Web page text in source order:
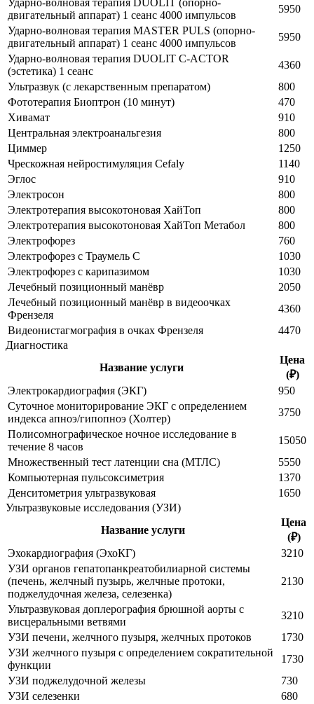
Ударно-волновая терапия DUOLIT (опорно-
двигательный аппарат) 1 сеанс 4000 импульсов
5950
Ударно-волновая терапия MASTER PULS (опорно-
двигательный аппарат) 1 сеанс 4000 импульсов
5950
Ударно-волновая терапия DUOLIT С-ACTOR
(эстетика) 1 сеанс
4360
Ультразвук (с лекарственным препаратом)
800
Фототерапия Биоптрон (10 минут)
470
Хивамат
910
Центральная электроанальгезия
800
Циммер
1250
Чрескожная нейростимуляция Cefaly
1140
Эглос
910
Электросон
800
Электротерапия высокотоновая ХайТоп
800
Электротерапия высокотоновая ХайТоп Метабол
800
Электрофорез
760
Электрофорез с Траумель С
1030
Электрофорез с карипазимом
1030
Лечебный позиционный манёвр
2050
Лечебный позиционный манёвр в видеоочках
Френзеля
4360
Видеонистагмография в очках Френзеля
4470
Диагностика
Название услуги
Цена
(₽)
Электрокардиография (ЭКГ)
950
Суточное мониторирование ЭКГ с определением
индекса апноэ/гипопноэ (Холтер)
3750
Полисомнографическое ночное исследование в
течение 8 часов
15050
Множественный тест латенции сна (МТЛС)
5550
Компьютерная пульсоксиметрия
1370
Денситометрия ультразвуковая
1650
Ультразвуковые исследования (УЗИ)
Название услуги
Цена
(₽)
Эхокардиография (ЭхоКГ)
3210
УЗИ органов гепатопанкреатобилиарной системы
(печень, желчный пузырь, желчные протоки,
поджелудочная железа, селезенка)
2130
Ультразвуковая доплерография брюшной аорты с
висцеральными ветвями
3210
УЗИ печени, желчного пузыря, желчных протоков
1730
УЗИ желчного пузыря с определением сократительной
функции
1730
УЗИ поджелудочной железы
730
УЗИ селезенки
680